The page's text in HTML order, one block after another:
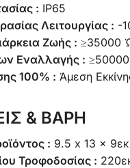
: IP65
Λειτουργίας : -
Ζωής : ≥35000
Εναλλαγής :
100% : Άμεση
& ΒΑΡΗ
: 9.5 x 13 x 9εκ
Τροφοδοσίας :